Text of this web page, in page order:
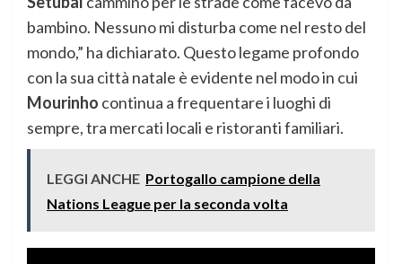
bambino. Nessuno mi disturba come nel resto del
mondo,” ha dichiarato. Questo legame profondo
con la sua città natale è evidente nel modo in cui
Mourinho continua a frequentare i luoghi di
sempre, tra mercati locali e ristoranti familiari.
LEGGI ANCHE Portogallo campione della
Nations League per la seconda volta